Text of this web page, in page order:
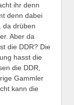
ihr denn
denn dabei
da drüben
Aber da
die DDR? Die
hasst die
die DDR,
Gammler
kann die